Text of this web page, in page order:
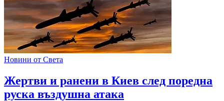
Новини от Света
Жертви и ранени в Киев след поредна
руска въздушна атака